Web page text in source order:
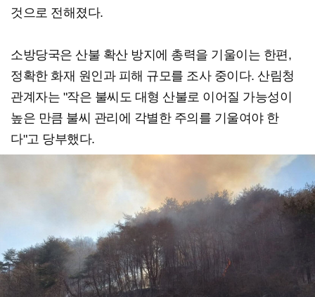
것으로 전해졌다.
소방당국은 산불 확산 방지에 총력을 기울이는 한편,
정확한 화재 원인과 피해 규모를 조사 중이다. 산림청
관계자는 "작은 불씨도 대형 산불로 이어질 가능성이
높은 만큼 불씨 관리에 각별한 주의를 기울여야 한
다"고 당부했다.